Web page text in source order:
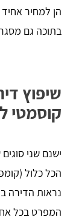
הן למחיר
בתוכה גם
שיפוץ
קוסמטי
ישנם שני
הכל כלול
נראות הדירה
המפרט בכל